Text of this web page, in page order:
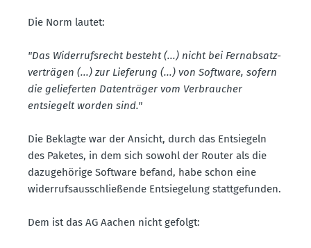
Die Norm lautet:
"Das Wider­rufs­recht besteht (...) nicht bei Fernab­satz­
ver­trägen (...) zur Lieferung (...) von Software, sofern
die gelie­ferten Daten­träger vom Verbraucher
entsiegelt worden sind."
Die Beklagte war der Ansicht, durch das Entsiegeln
des Paketes, in dem sich sowohl der Router als die
dazuge­hörige Software befand, habe schon eine
wider­rufs­aus­schlie­ßende Entsie­gelung statt­ge­funden.
Dem ist das AG Aachen nicht gefolgt: